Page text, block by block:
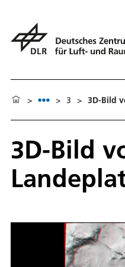
> > 3 > 3D-Bild
3D-Bild